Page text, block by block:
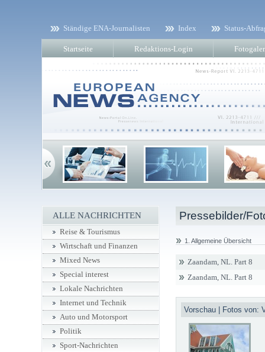
Ständige ENA-Journalisten Index Status-
Startseite Redaktions-Login
Pressebilder/
1. Allgemeine Übersicht
Zaandam, NL. Part 8
Zaandam, NL. Part 8
Vorschau | Fotos von:
ALLE NACHRICHTEN
Reise & Tourismus
Wirtschaft und Finanzen
Mixed News
Special interest
Lokale Nachrichten
Internet und Technik
Auto und Motorsport
Politik
Sport-Nachrichten